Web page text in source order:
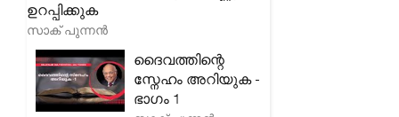
ഉറപ്പിക്കുക
സാക് പുന്നൻ
ദൈവത്തിന്റെ
സ്നേഹം അറിയുക -
ഭാഗം 1